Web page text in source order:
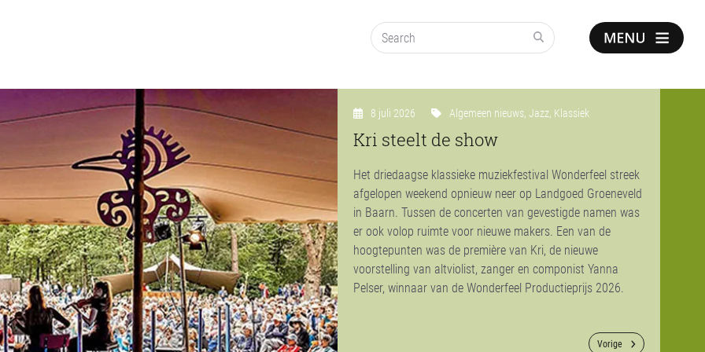
Show
notice
Search
8 juli 2026 Algemeen nieuws, Jazz, Klassiek
Kri steelt de show
Het driedaagse klassieke muziekfestival Wonderfeel streek
afgelopen weekend opnieuw neer op Landgoed Groeneveld
in Baarn. Tussen de concerten van gevestigde namen was
er ook volop ruimte voor nieuwe makers. Een van de
hoogtepunten was de première van Kri, de nieuwe
voorstelling van altviolist, zanger en componist Yanna
Pelser, winnaar van de Wonderfeel Productieprijs 2026.
Vorige